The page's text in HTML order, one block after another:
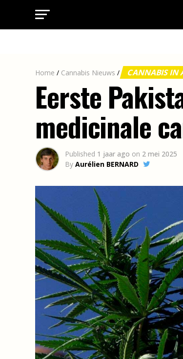
Home / Cannabis Nieuws / CANNABIS IN
Eerste
medicinale
Published 1 jaar ago on 2 mei 2025
By Aurélien BERNARD